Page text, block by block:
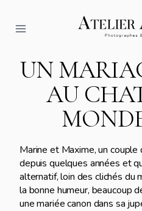
contenu
UN
AU
Marine et Maxime, un
depuis quelques années et
alternatif, loin des clichés du
la bonne humeur, beaucoup
une mariée canon dans sa